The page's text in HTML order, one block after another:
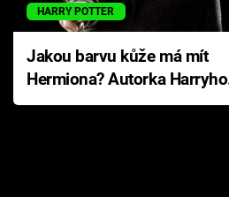
HARRY POTTER
Jakou barvu kůže má mít
Hermiona? Autorka Harryho
Pottera přišla s ráznou